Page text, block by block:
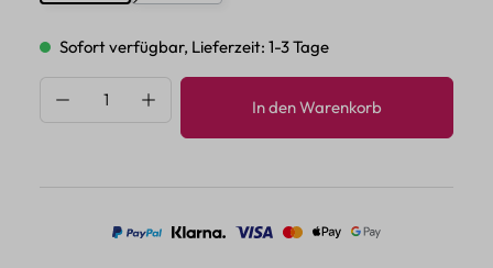
Sofort verfügbar, Lieferzeit: 1-3 Tage
Produkt Anzahl: Gib den gewünschten
In den Warenkorb